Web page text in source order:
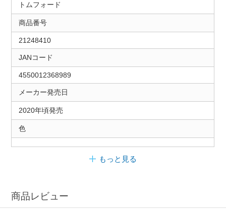
トムフォード
商品番号
21248410
JANコード
4550012368989
メーカー発売日
2020年頃発売
色
もっと見る
商品レビュー